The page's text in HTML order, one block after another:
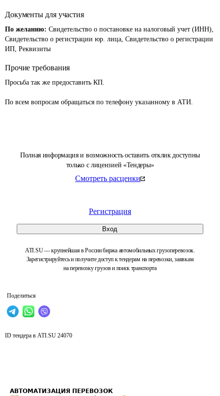
Полная информация и возможность оставить отклик доступны
только с лицензией «Тендеры»
Смотреть расценки
Регистрация
Вход
ATI.SU — крупнейшая в России биржа автомобильных грузоперевозок.
Зарегистрируйтесь и получите доступ к тендерам на перевозки, заявкам
на перевозку грузов и поиск транспорта
Поделиться
Документы для участия
По желанию: Свидетельство о постановке на налоговый учет (ИНН),
Свидетельство о регистрации юр. лица, Свидетельство о регистрации
ИП, Реквизиты
Прочие требования
Просьба так же предоставить КП.
По всем вопросам обращаться по телефону указанному в АТИ.
ID тендера в ATI.SU 24070
АВТОМАТИЗАЦИЯ ПЕРЕВОЗОК